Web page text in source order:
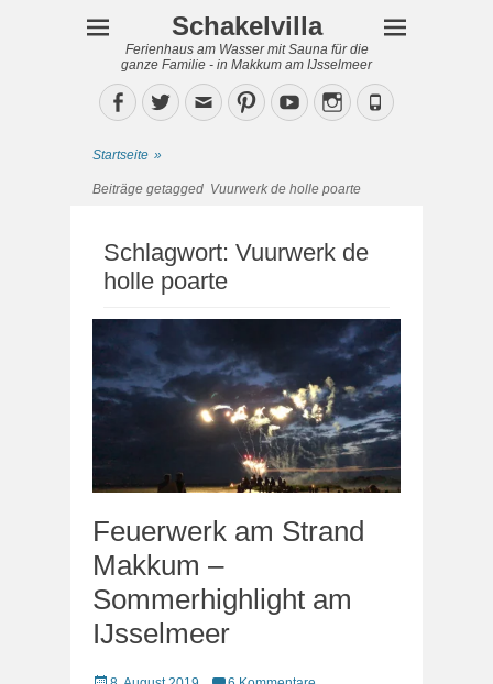
Schakelvilla
Ferienhaus am Wasser mit Sauna für die
ganze Familie - in Makkum am IJsselmeer
Facebook
TwitterEmailPinterestYouTubeInstagram
Phone
Startseite »
Beiträge getagged Vuurwerk de holle poarte
Schlagwort: Vuurwerk de
holle poarte
Feuerwerk am Strand
Makkum –
Sommerhighlight am
IJsselmeer